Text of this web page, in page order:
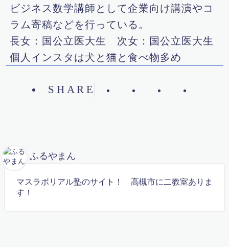
教材（ベーシック）
教育理念
数学で人々を幸せに
数学検定対策講座(オンライン)
新中１準備講座 中高一貫向け
新中１進学準備講座（ハイレベル）
映像コンテンツ（中学部）
映像コンテンツ（小学部）
生徒・保護者の声
算数・数学勉強法
算数・英語検定準拠 ベーシック講座
ビジネス数学講師として企業向け講演やコ
ラム寄稿などを行っている。
長女：国公立医大生 次女：国公立医大生
個人インスタは犬と猫と食べ物多め
SHARE
マスラボリアル塾のサイト！
高槻市に二教室ありま
す！
ふるやまん